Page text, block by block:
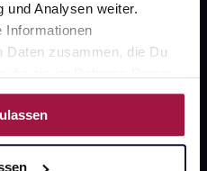
und Analysen weiter.
Informationen
Daten zusammen, die Du
haben.